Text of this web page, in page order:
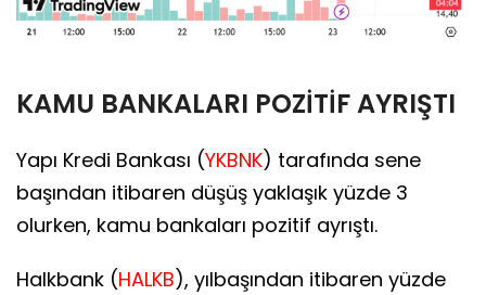
KAMU BANKALARI POZİTİF AYRIŞTI
Yapı Kredi Bankası (YKBNK) tarafında sene
başından itibaren düşüş yaklaşık yüzde 3
olurken, kamu bankaları pozitif ayrıştı.
Halkbank (HALKB), yılbaşından itibaren yüzde